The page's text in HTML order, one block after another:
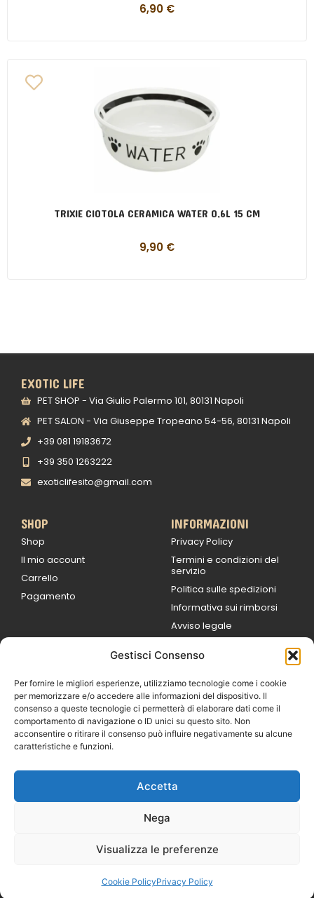
Gestisci Consenso
Per fornire le migliori esperienze, utilizziamo tecnologie come i cookie
per memorizzare e/o accedere alle informazioni del dispositivo. Il
consenso a queste tecnologie ci permetterà di elaborare dati come il
comportamento di navigazione o ID unici su questo sito. Non
acconsentire o ritirare il consenso può influire negativamente su alcune
caratteristiche e funzioni.
Accetta
Nega
Visualizza le preferenze
Cookie PolicyPrivacy Policy
6,90 €
TRIXIE CIOTOLA CERAMICA WATER 0,6L 15 CM
9,90 €
EXOTIC LIFE
PET SHOP - Via Giulio Palermo 101, 80131 Napoli
PET SALON - Via Giuseppe Tropeano 54-56, 80131 Napoli
+39 081 19183672
+39 350 1263222
exoticlifesito@gmail.com
SHOP
Shop
Il mio account
Carrello
Pagamento
INFORMAZIONI
Privacy Policy
Termini e condizioni del
servizio
Politica sulle spedizioni
Informativa sui rimborsi
Avviso legale
9:00
Sabato 09:00 /
14:00
16:30 /
Domenica
Castaldi Luca | P.IVA
IT07259351216
Bilogic – Agenzia di